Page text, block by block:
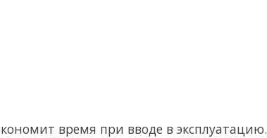
время при вводе в эксплуатацию.